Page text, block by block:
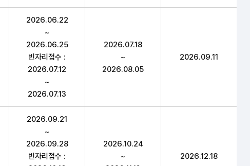
2026.06.22
~
2026.06.25
빈자리접수 :
2026.07.12
~
2026.07.13
2026.07.18
~
2026.08.05
2026.09.11
2026.09.21
~
2026.09.28
빈자리접수 :
2026.10.24
~
2026.12.18